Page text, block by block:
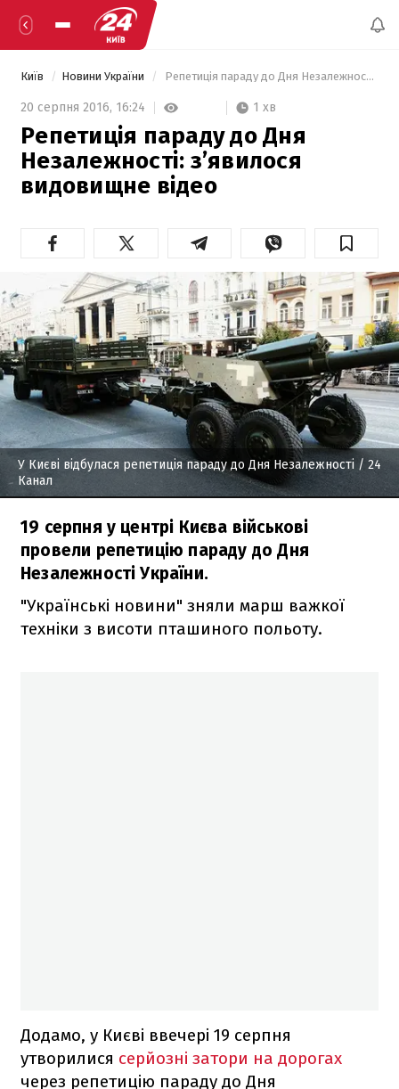
Київ Новини України Репетиція параду до Дня Незалежності: з’явилося видовищне відео
20 серпня 2016, 16:24 1 хв
Репетиція параду до Дня
Незалежності: з’явилося
видовищне відео
У Києві відбулася репетиція параду до Дня Незалежності / 24
Канал
19 серпня у центрі Києва військові
провели репетицію параду до Дня
Незалежності України.
"Українські новини" зняли марш важкої
техніки з висоти пташиного польоту.
Додамо, у Києві ввечері 19 серпня
утворилися серйозні затори на дорогах
через репетицію параду до Дня